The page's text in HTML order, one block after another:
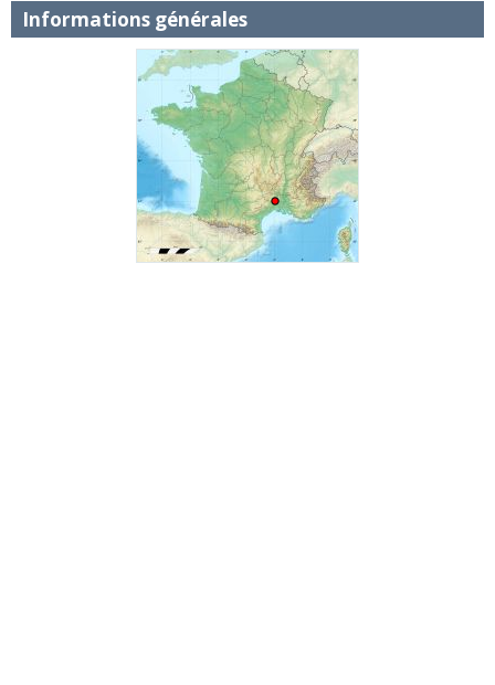
Informations générales